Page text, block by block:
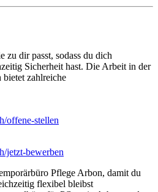
zu dir passt, sodass du dich
Sicherheit hast. Die Arbeit in der
zahlreiche
offene-stellen
jetzt-bewerben
Pflege Arbon, damit du
flexibel bleibst